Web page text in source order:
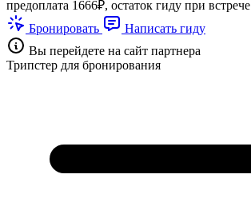
предоплата 1666₽, остаток гиду при встрече
Бронировать
Написать гиду
Вы перейдете на сайт партнера
Трипстер для бронирования